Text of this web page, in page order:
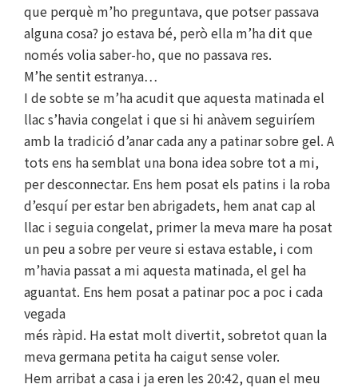
que perquè m’ho preguntava, que potser passava
alguna cosa? jo estava bé, però ella m’ha dit que
només volia saber-ho, que no passava res.
M’he sentit estranya…
I de sobte se m’ha acudit que aquesta matinada el
llac s’havia congelat i que si hi anàvem seguiríem
amb la tradició d’anar cada any a patinar sobre gel. A
tots ens ha semblat una bona idea sobre tot a mi,
per desconnectar. Ens hem posat els patins i la roba
d’esquí per estar ben abrigadets, hem anat cap al
llac i seguia congelat, primer la meva mare ha posat
un peu a sobre per veure si estava estable, i com
m’havia passat a mi aquesta matinada, el gel ha
aguantat. Ens hem posat a patinar poc a poc i cada
vegada
més ràpid. Ha estat molt divertit, sobretot quan la
meva germana petita ha caigut sense voler.
Hem arribat a casa i ja eren les 20:42, quan el meu